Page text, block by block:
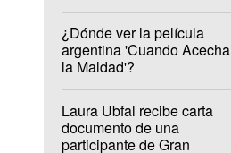
¿Dónde ver la película
argentina 'Cuando Acecha
la Maldad'?
Laura Ubfal recibe carta
documento de una
participante de Gran